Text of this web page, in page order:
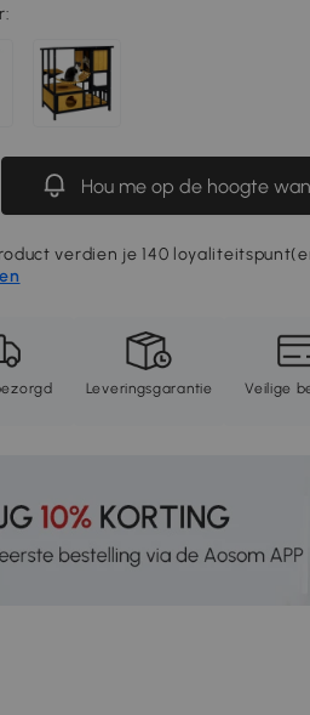
Hou me op de hoogte
verdien je 140
Leveringsgarantie Veilige